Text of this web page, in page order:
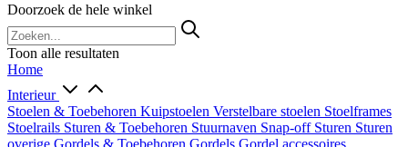
Doorzoek de hele winkel
Toon alle resultaten
Home
Interieur
Stoelen & Toebehoren Kuipstoelen Verstelbare stoelen Stoelframes
Stoelrails Sturen & Toebehoren Stuurnaven Snap-off Sturen Sturen
overige Gordels & Toebehoren Gordels Gordel accessoires